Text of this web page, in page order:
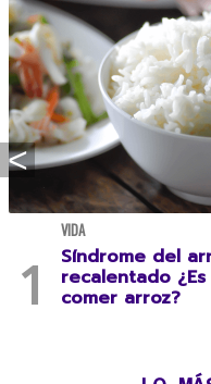
VIDA
Síndrome del
recalentado
comer arroz?